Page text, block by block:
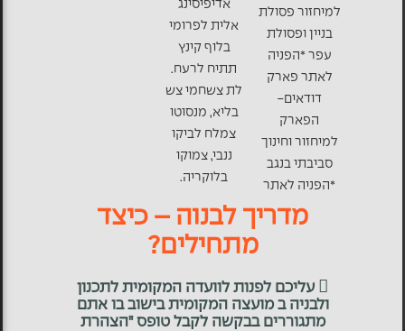
למיחזור פסולת
בניין ופסולת
עפר *הפניה
לאתר פארק
דודאים-
הפארק
למיחזור וחינוך
סביבתי בנגב
*הפניה לאתר
אדיפיסינג
אלית לפרומי
בלוף קינץ
תתיח לרעח.
לת צשחמי צש
בליא, מנסוטו
צמלח לביקו
ננבי, צמוקו
בלוקריה.
מדריך לבנוה – כיצד
מתחילים?
 עליכם לפנות לוועדה המקומית לתכנון
ולבניה ב מועצה המקומית בישוב בו אתם
מתגוררים בבקשה לקבל טופס "הצהרת